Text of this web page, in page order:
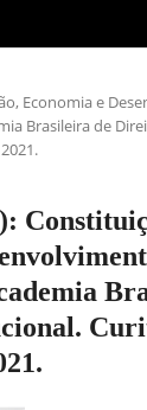
Economia e
Brasileira de